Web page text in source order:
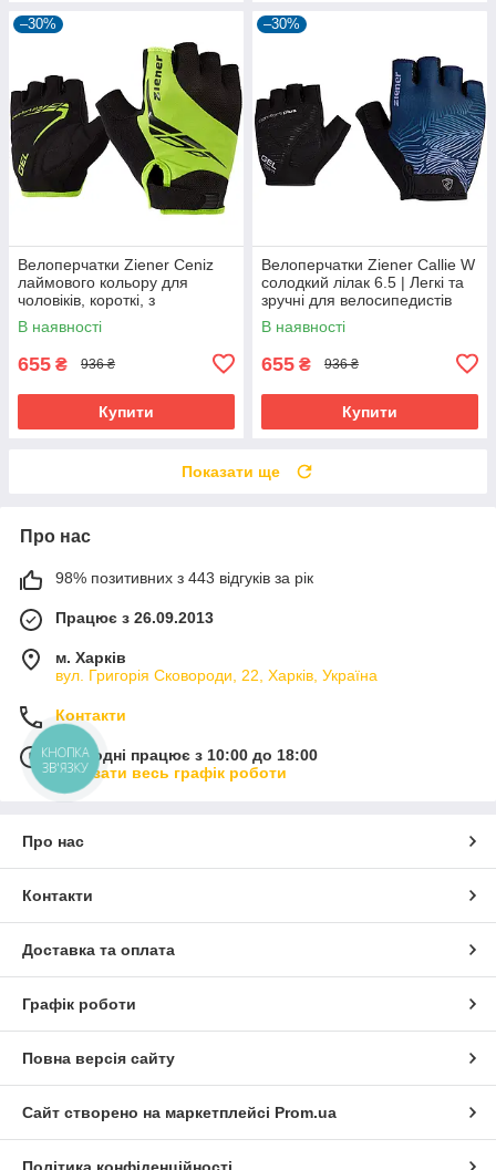
–30%
Велоперчатки Ziener Ceniz
лаймового кольору для
чоловіків, короткі, з
амортизуючими вставками та
гелевими подушечками
В наявності
655 ₴ 936 ₴
Купити
–30%
Велоперчатки Ziener Callie W
солодкий лілак 6.5 | Легкі та
зручні для велосипедистів
В наявності
655 ₴ 936 ₴
Купити
Показати ще
Про нас
98% позитивних з 443 відгуків за рік
Працює з 26.09.2013
м. Харків
вул. Григорія Сковороди, 22, Харків, Україна
Контакти
Сьогодні працює з 10:00 до 18:00
Показати весь графік роботи
Про нас
Контакти
Доставка та оплата
Графік роботи
Повна версія сайту
Сайт створено на маркетплейсі Prom.ua
КНОПКА
ЗВ'ЯЗКУ